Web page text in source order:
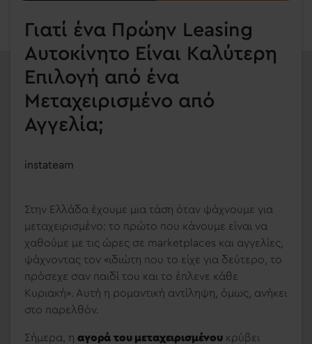
Γιατί ένα Πρώην Leasing
Αυτοκίνητο Είναι Καλύτερη
Επιλογή από ένα
Μεταχειρισμένο από
Αγγελία;
instateam
Στην Ελλάδα έχουμε μια τάση όταν ψάχνουμε για
μεταχειρισμένο: το πρώτο που κάνουμε είναι να
χαθούμε με τις ώρες σε marketplaces και αγγελίες,
ψάχνοντας τον «ιδιώτη που το είχε για δεύτερο, το
πρόσεχε σαν παιδί του και το έπλενε κάθε
Κυριακή». Αυτή η ρομαντική αντίληψη, όμως, ανήκει
στο παρελθόν.
Σήμερα, η αγορά του μεταχειρισμένου κρύβει